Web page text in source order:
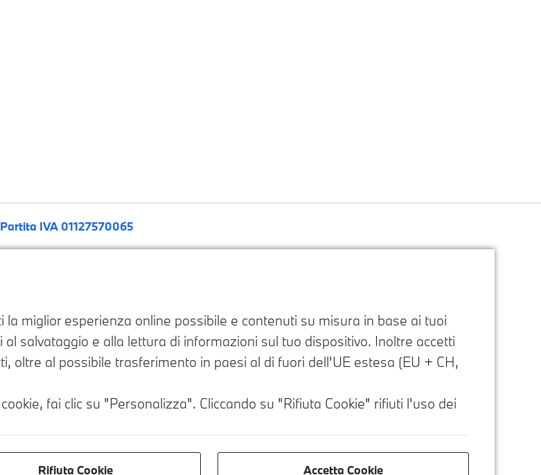
miglior esperienza online possibile e contenuti su misura in base ai tuoi
salvataggio e alla lettura di informazioni sul tuo dispositivo. Inoltre accetti
oltre al possibile trasferimento in paesi al di fuori dell'UE estesa (EU + CH,
fai clic su "Personalizza". Cliccando su "Rifiuta Cookie" rifiuti l'uso dei
Rifiuta Cookie Accetta Cookie
Partita IVA 01127570065